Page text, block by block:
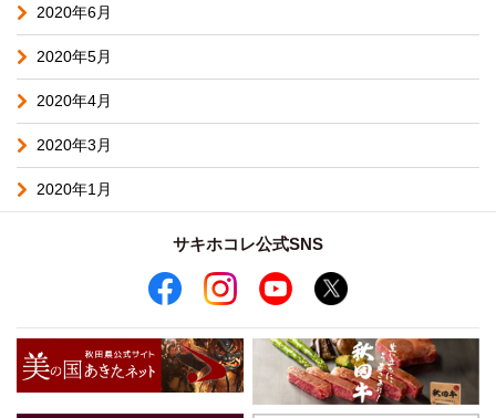
2020年6月
2020年5月
2020年4月
2020年3月
2020年1月
サキホコレ公式SNS